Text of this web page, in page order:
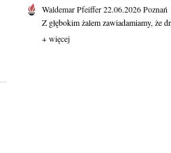
Waldemar Pfeiffer22.06.2026Poznań
Z głębokim żalem zawiadamiamy, że
+ więcej